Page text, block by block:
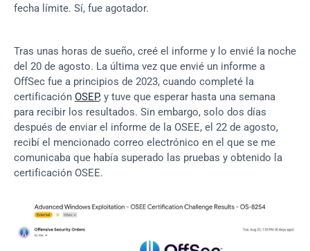
fecha límite. Sí, fue agotador.
Tras unas horas de sueño, creé el informe y lo envié la noche
del 20 de agosto. La última vez que envié un informe a
OffSec fue a principios de 2023, cuando completé la
certificación OSEP, y tuve que esperar hasta una semana
para recibir los resultados. Sin embargo, solo dos días
después de enviar el informe de la OSEE, el 22 de agosto,
recibí el mencionado correo electrónico en el que se me
comunicaba que había superado las pruebas y obtenido la
certificación OSEE.